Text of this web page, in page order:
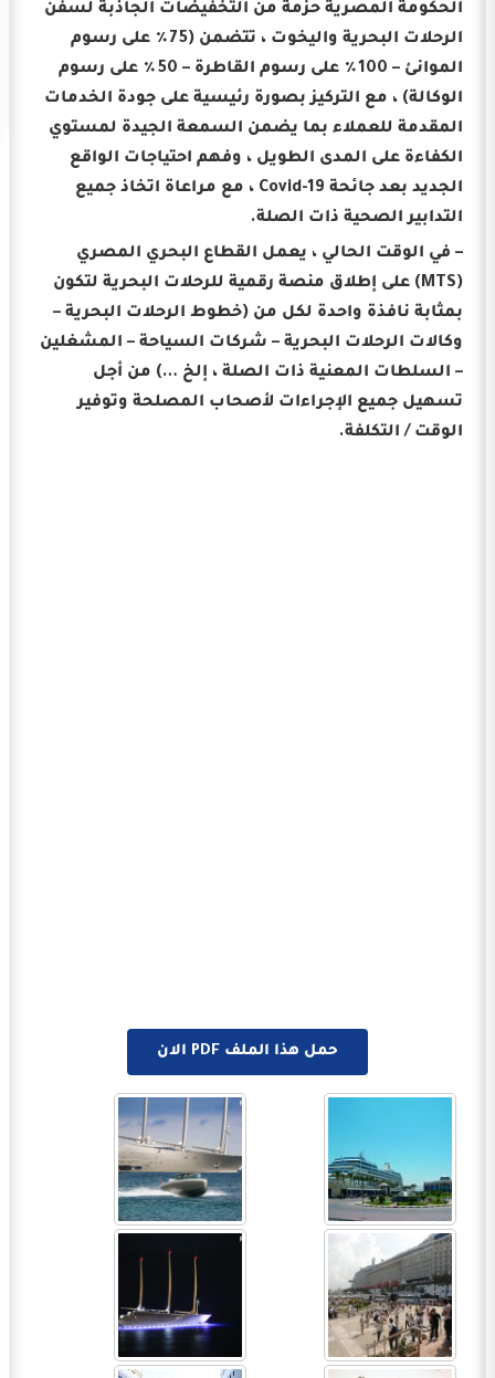
الحكومة المصرية حزمة من التخفيضات الجاذبة لسفن
الرحلات البحرية واليخوت ، تتضمن (75٪ على رسوم
الموانئ – 100٪ على رسوم القاطرة – 50٪ على رسوم
الوكالة) ، مع التركيز بصورة رئيسية على جودة الخدمات
المقدمة للعملاء بما يضمن السمعة الجيدة لمستوي
الكفاءة على المدى الطويل ، وفهم احتياجات الواقع
الجديد بعد جائحة Covid-19 ، مع مراعاة اتخاذ جميع
التدابير الصحية ذات الصلة.
– في الوقت الحالي ، يعمل القطاع البحري المصري
(MTS) على إطلاق منصة رقمية للرحلات البحرية لتكون
بمثابة نافذة واحدة لكل من (خطوط الرحلات البحرية –
وكالات الرحلات البحرية – شركات السياحة – المشغلين
– السلطات المعنية ذات الصلة ، إلخ …) من أجل
تسهيل جميع الإجراءات لأصحاب المصلحة وتوفير
الوقت / التكلفة.
حمل هذا الملف PDF الان